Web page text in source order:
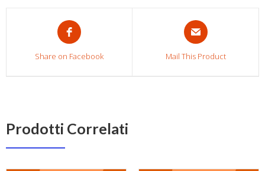
Share on Facebook Mail This Product
Prodotti Correlati